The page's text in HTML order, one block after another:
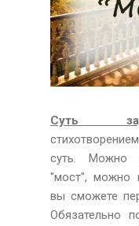
Суть
суть. Можно
"мост", можно
вы сможете
Обязательно